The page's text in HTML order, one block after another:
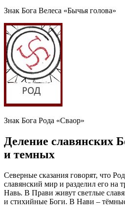
Знак Бога Велеса «Бычья голова»
Знак Бога Рода «Сваор»
Деление славянских
и темных
Северные сказания говорят, что
славянский мир и разделил его на
Навь. В Прави живут светлые
и стихийные Боги. В Нави –